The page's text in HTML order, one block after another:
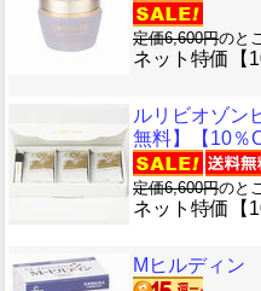
定価6,600円のと
ネット特価【
ルリビオゾン
無料】【10％
定価6,600円のと
ネット特価【
Mヒルディン